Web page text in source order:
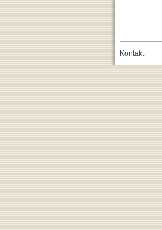
Kontakt